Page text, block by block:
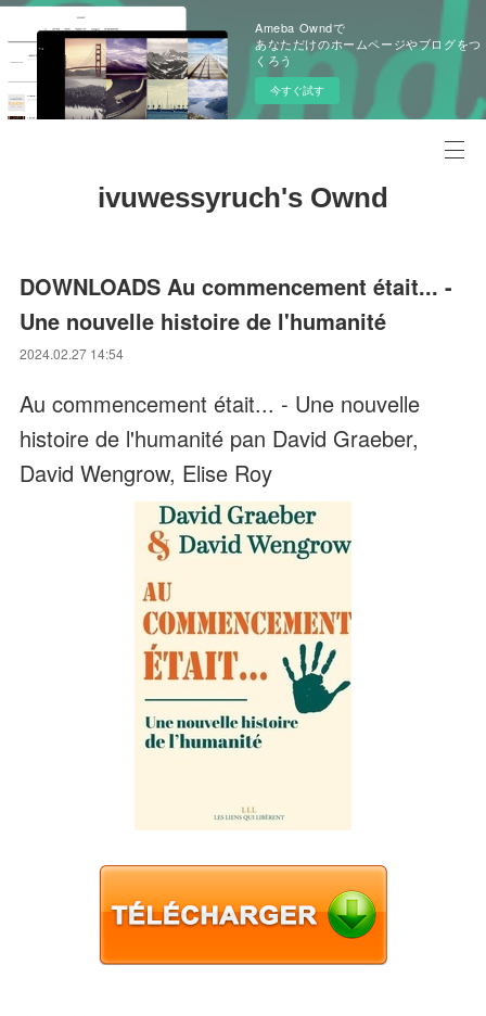
Ameba Owndで
あなただけのホームページやブログをつ
くろう
今すぐ試す
ivuwessyruch's Ownd
DOWNLOADS Au commencement était... -
Une nouvelle histoire de l'humanité
2024.02.27 14:54
Au commencement était... - Une nouvelle
histoire de l'humanité pan David Graeber,
David Wengrow, Elise Roy